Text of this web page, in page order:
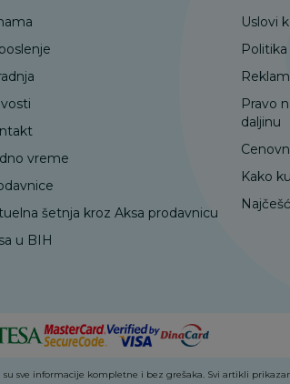
vreme
šetnja kroz Aksa prodavnicu
u BIH
Uslovi
Pravo
daljinu
Kako
sve informacije kompletne i bez grešaka. Svi artikli